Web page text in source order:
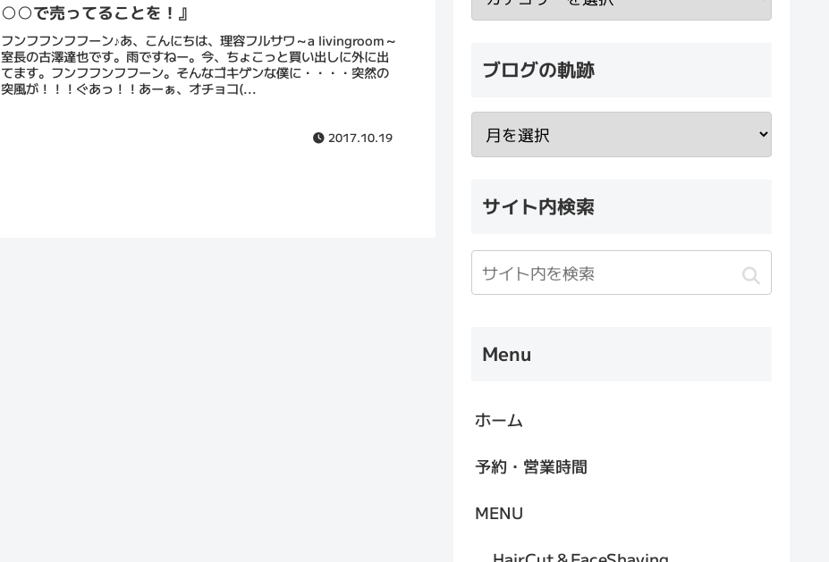
○○で売ってることを！』
フンフフンフフーン♪あ、こんにちは、理容フルサワ～a livingroom～
室長の古澤達也です。雨ですねー。今、ちょこっと買い出しに外に出
てます。フンフフンフフーン。そんなゴキゲンな僕に・・・・突然の
突風が！！！ぐあっ！！あーぁ、オチョコ(...
2017.10.19
ブログの軌跡
サイト内検索
Menu
ホーム
予約・営業時間
MENU